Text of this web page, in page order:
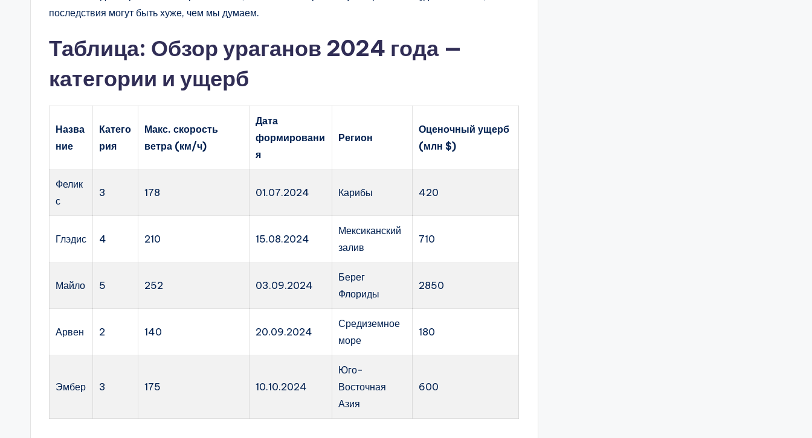
последствия могут быть хуже, чем мы думаем.
Таблица: Обзор ураганов 2024 года —
категории и ущерб
Назва
ние
Катего
рия
Макс. скорость
ветра (км/ч)
Дата
формировани
я
Регион
Оценочный ущерб
(млн $)
Фелик
с
3 178 01.07.2024 Карибы 420
Глэдис 4 210 15.08.2024
Мексиканский
залив
710
Майло 5 252 03.09.2024
Берег
Флориды
2850
Арвен 2 140 20.09.2024
Средиземное
море
180
Эмбер 3 175 10.10.2024
Юго-
Восточная
Азия
600